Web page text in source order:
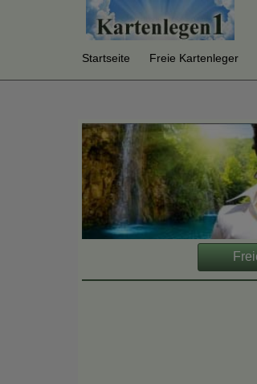
: Undefined array key "extref" in
Startseite Freie Kartenleger